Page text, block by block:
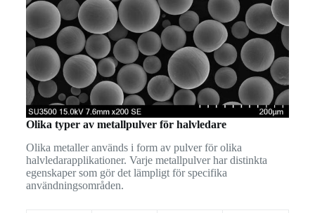
Olika typer av metallpulver för halvledare
Olika metaller används i form av pulver för olika
halvledarapplikationer. Varje metallpulver har distinkta
egenskaper som gör det lämpligt för specifika
användningsområden.